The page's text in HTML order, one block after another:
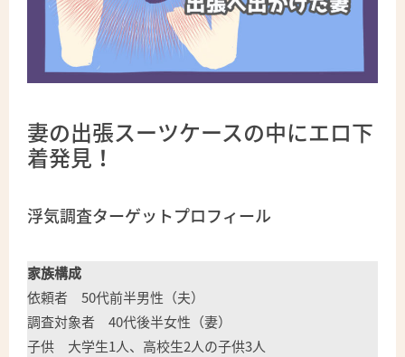
妻の出張スーツケースの中にエロ下
着発見！
浮気調査ターゲットプロフィール
家族構成
依頼者 50代前半男性（夫）
調査対象者 40代後半女性（妻）
子供 大学生1人、高校生2人の子供3人